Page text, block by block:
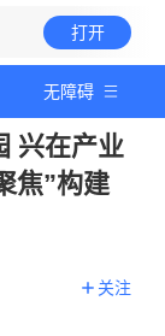
打开
无障碍
兴在产业
焦”构建
关注